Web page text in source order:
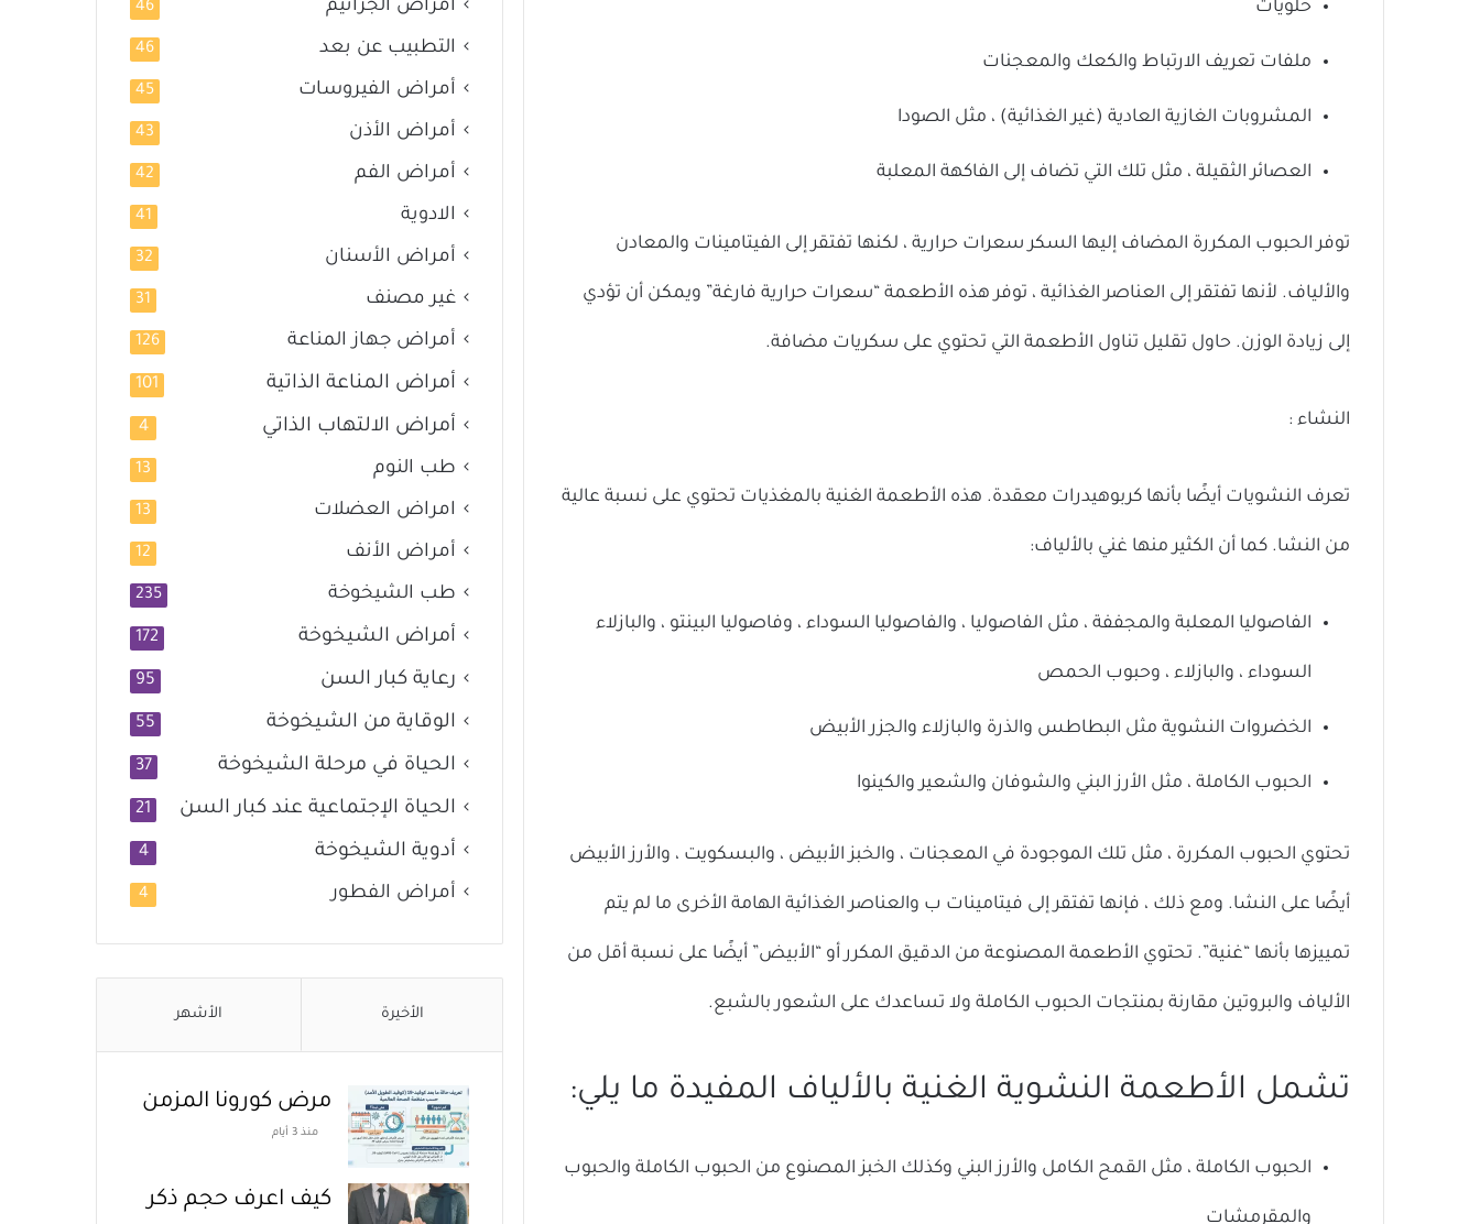
حلويات
ملفات تعريف الارتباط والكعك والمعجنات
المشروبات الغازية العادية (غير الغذائية) ، مثل الصودا
العصائر الثقيلة ، مثل تلك التي تضاف إلى الفاكهة المعلبة
توفر الحبوب المكررة المضاف إليها السكر سعرات حرارية ، لكنها تفتقر إلى الفيتامينات والمعادن
والألياف. لأنها تفتقر إلى العناصر الغذائية ، توفر هذه الأطعمة “سعرات حرارية فارغة” ويمكن أن تؤدي
إلى زيادة الوزن. حاول تقليل تناول الأطعمة التي تحتوي على سكريات مضافة.
النشاء :
تعرف النشويات أيضًا بأنها كربوهيدرات معقدة. هذه الأطعمة الغنية بالمغذيات تحتوي على نسبة عالية
من النشا. كما أن الكثير منها غني بالألياف:
الفاصوليا المعلبة والمجففة ، مثل الفاصوليا ، والفاصوليا السوداء ، وفاصوليا البينتو ، والبازلاء
السوداء ، والبازلاء ، وحبوب الحمص
الخضروات النشوية مثل البطاطس والذرة والبازلاء والجزر الأبيض
الحبوب الكاملة ، مثل الأرز البني والشوفان والشعير والكينوا
تحتوي الحبوب المكررة ، مثل تلك الموجودة في المعجنات ، والخبز الأبيض ، والبسكويت ، والأرز الأبيض
أيضًا على النشا. ومع ذلك ، فإنها تفتقر إلى فيتامينات ب والعناصر الغذائية الهامة الأخرى ما لم يتم
تمييزها بأنها “غنية”. تحتوي الأطعمة المصنوعة من الدقيق المكرر أو “الأبيض” أيضًا على نسبة أقل من
الألياف والبروتين مقارنة بمنتجات الحبوب الكاملة ولا تساعدك على الشعور بالشبع.
تشمل الأطعمة النشوية الغنية بالألياف المفيدة ما يلي:
الحبوب الكاملة ، مثل القمح الكامل والأرز البني وكذلك الخبز المصنوع من الحبوب الكاملة والحبوب
والمقرمشات
أمراض الجراثيم 46
التطبيب عن بعد 46
أمراض الفيروسات 45
أمراض الأذن 43
أمراض الفم 42
الادوية 41
أمراض الأسنان 32
غير مصنف 31
أمراض جهاز المناعة 126
أمراض المناعة الذاتية 101
أمراض الالتهاب الذاتي 4
طب النوم 13
امراض العضلات 13
أمراض الأنف 12
طب الشيخوخة 235
أمراض الشيخوخة 172
رعاية كبار السن 95
الوقاية من الشيخوخة 55
الحياة في مرحلة الشيخوخة 37
الحياة الإجتماعية عند كبار السن 21
أدوية الشيخوخة 4
أمراض الفطور 4
الأخيرة الأشهر
مرض كورونا المزمن
منذ 3 أيام
كيف اعرف حجم ذكر